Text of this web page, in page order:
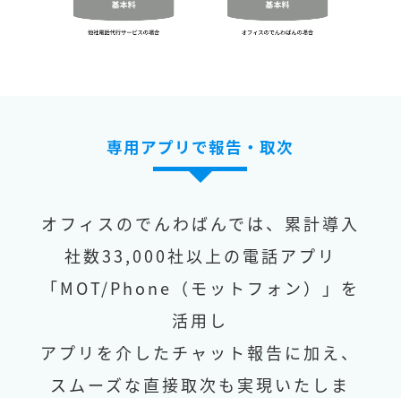
専用アプリで報告・取次
オフィスのでんわばんでは、累計導入
社数33,000社以上の電話アプリ
「MOT/Phone（モットフォン）」を
活用し
アプリを介したチャット報告に加え、
スムーズな直接取次も実現いたしま